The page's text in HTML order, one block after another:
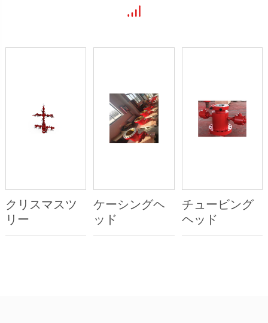
クリスマスツ
リー
ケーシングヘ
ッド
チュービング
ヘッド